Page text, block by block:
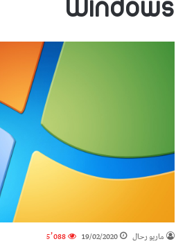
Windows
ماريو رحال 19/02/2020
5٬088